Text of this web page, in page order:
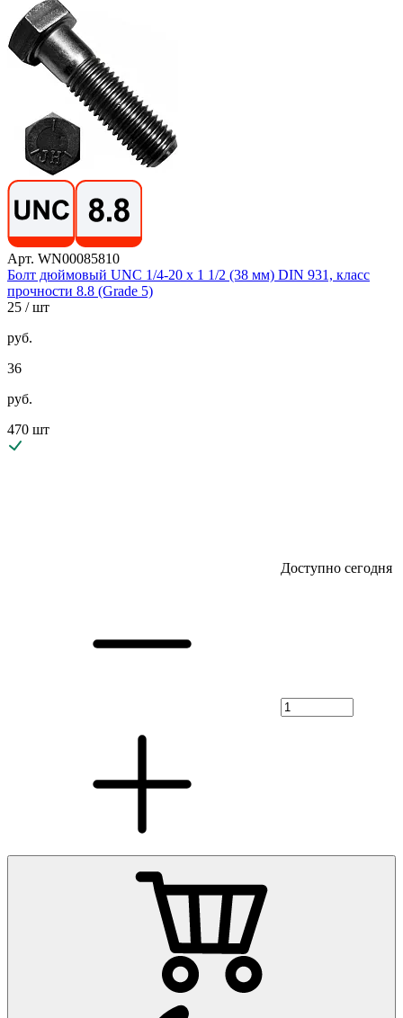
Арт. WN00085810
Болт дюймовый UNC 1/4-20 х 1 1/2 (38 мм) DIN 931, класс
прочности 8.8 (Grade 5)
25 / шт
руб.
36
руб.
470 шт
Доступно сегодня